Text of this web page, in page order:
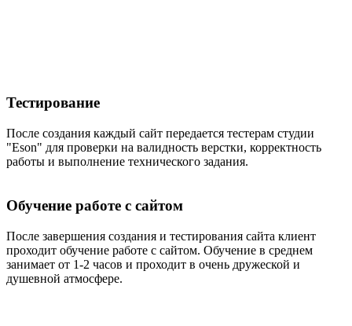
Тестирование
После создания каждый сайт передается тестерам студии
"Eson" для проверки на валидность верстки, корректность
работы и выполнение технического задания.
Обучение работе с сайтом
После завершения создания и тестирования сайта клиент
проходит обучение работе с сайтом. Обучение в среднем
занимает от 1-2 часов и проходит в очень дружеской и
душевной атмосфере.